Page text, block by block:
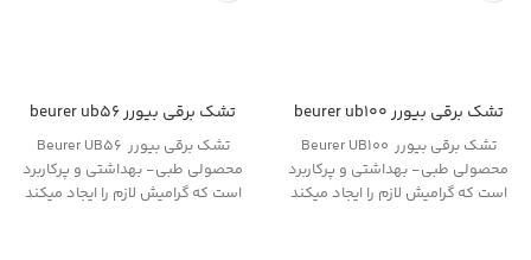
تشک برقی بیورر beurer ub100
تشک برقی بیورر Beurer UB100
محصولی طبی- بهداشتی و پرکاربرد
است که گرامیش لازم را ایجاد میکند
تشک برقی بیورر beurer ub56
تشک برقی بیورر Beurer UB56
محصولی طبی- بهداشتی و پرکاربرد
است که گرامیش لازم را ایجاد میکند